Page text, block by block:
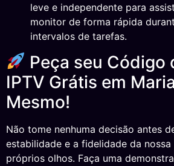
leve e independente para
monitor de forma rápida
intervalos de tarefas.
Peça seu Código
IPTV Grátis em
Mesmo!
Não tome nenhuma decisão antes
estabilidade e a fidelidade da
próprios olhos. Faça uma